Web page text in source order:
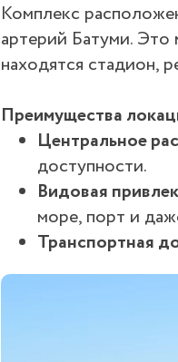
Комплекс
артерий Батуми. Это
находятся стадион,
Преимущества
Центральное
доступности.
Видовая
море, порт и
Транспортная